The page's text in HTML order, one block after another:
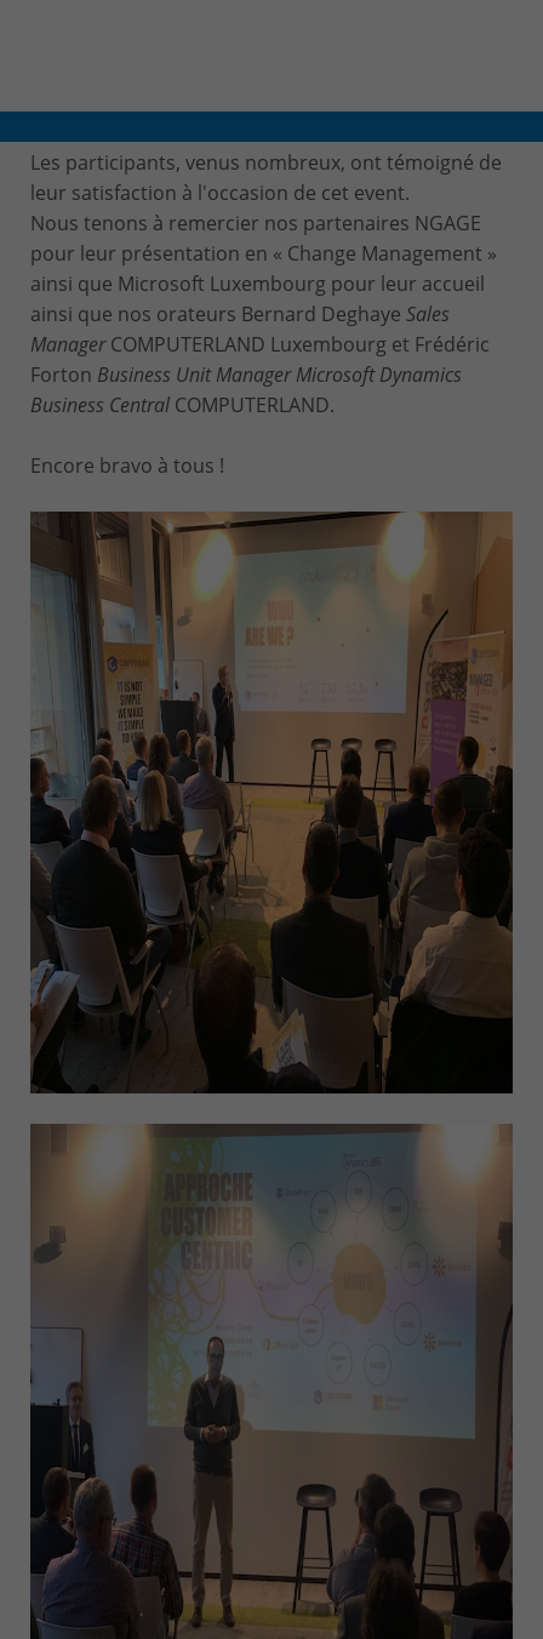
Les participants, venus nombreux, ont témoigné de
leur satisfaction à l'occasion de cet event.
Nous tenons à remercier nos partenaires NGAGE
pour leur présentation en « Change Management »
ainsi que Microsoft Luxembourg pour leur accueil
ainsi que nos orateurs Bernard Deghaye Sales
ManagerCOMPUTERLAND Luxembourg et Frédéric
Forton Business Unit Manager Microsoft Dynamics
Business Central COMPUTERLAND.
Encore bravo à tous !